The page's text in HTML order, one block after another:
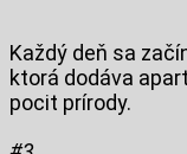
Každý deň sa
ktorá dodáva
pocit prírody.